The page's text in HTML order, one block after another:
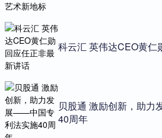
科云汇 英伟达CEO黄仁
贝股通 激励创新，助
40周年